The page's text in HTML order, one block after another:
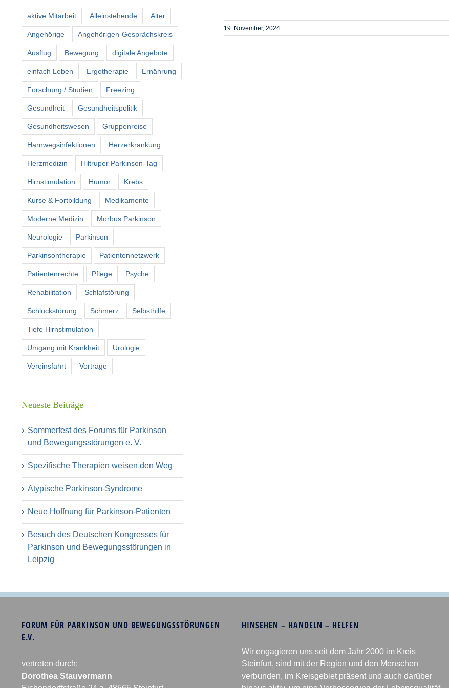
19. November, 2024
aktive Mitarbeit Alleinstehende Alter
Angehörige Angehörigen-Gesprächskreis
Ausflug Bewegung digitale Angebote
einfach Leben Ergotherapie Ernährung
Forschung / Studien Freezing
Gesundheit Gesundheitspolitik
Gesundheitswesen Gruppenreise
Harnwegsinfektionen Herzerkrankung
Herzmedizin Hiltruper Parkinson-Tag
Hirnstimulation Humor Krebs
Kurse & Fortbildung Medikamente
Moderne Medizin Morbus Parkinson
Neurologie Parkinson
Parkinsontherapie Patientennetzwerk
Patientenrechte Pflege Psyche
Rehabilitation Schlafstörung
Schluckstörung Schmerz Selbsthilfe
Tiefe Hirnstimulation
Umgang mit Krankheit Urologie
Vereinsfahrt Vorträge
Neueste Beiträge
Sommerfest des Forums für Parkinson
und Bewegungsstörungen e. V.
Spezifische Therapien weisen den Weg
Atypische Parkinson-Syndrome
Neue Hoffnung für Parkinson-Patienten
Besuch des Deutschen Kongresses für
Parkinson und Bewegungsstörungen in
Leipzig
FORUM FÜR PARKINSON UND BEWEGUNGSSTÖRUNGEN
E.V.
vertreten durch:
Dorothea Stauvermann
HINSEHEN – HANDELN – HELFEN
Wir engagieren uns seit dem Jahr 2000 im Kreis
Steinfurt, sind mit der Region und den Menschen
verbunden, im Kreisgebiet präsent und auch darüber